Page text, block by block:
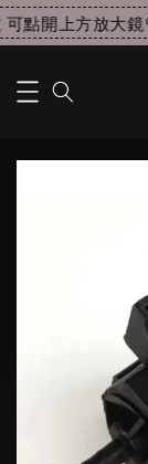
點開上方放大鏡